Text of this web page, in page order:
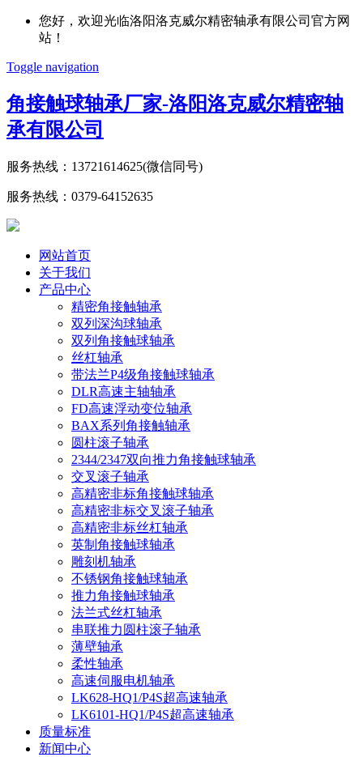
您好，欢迎光临洛阳洛克威尔精密轴承有限公司官方网
站！
Toggle navigation
角接触球轴承厂家-洛阳洛克威尔精密轴
承有限公司
服务热线： 13721614625(微信同号)
服务热线： 0379-64152635
网站首页
关于我们
产品中心
精密角接触轴承
双列深沟球轴承
双列角接触球轴承
丝杠轴承
带法兰P4级角接触球轴承
DLR高速主轴轴承
FD高速浮动变位轴承
BAX系列角接触轴承
圆柱滚子轴承
2344/2347双向推力角接触球轴承
交叉滚子轴承
高精密非标角接触球轴承
高精密非标交叉滚子轴承
高精密非标丝杠轴承
英制角接触球轴承
雕刻机轴承
不锈钢角接触球轴承
推力角接触球轴承
法兰式丝杠轴承
串联推力圆柱滚子轴承
薄壁轴承
柔性轴承
高速伺服电机轴承
LK628-HQ1/P4S超高速轴承
LK6101-HQ1/P4S超高速轴承
质量标准
新闻中心